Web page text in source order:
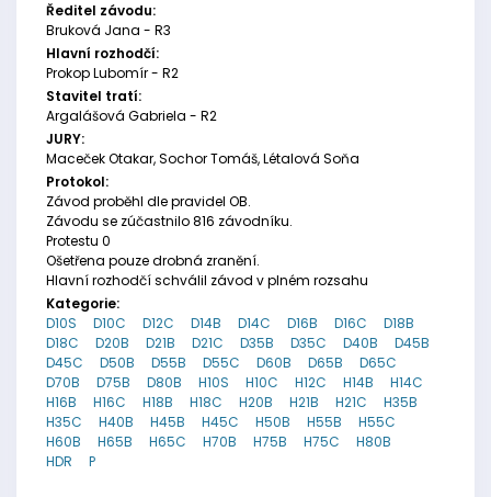
Ředitel závodu:
Bruková Jana - R3
Hlavní rozhodčí:
Prokop Lubomír - R2
Stavitel tratí:
Argalášová Gabriela - R2
JURY:
Maceček Otakar, Sochor Tomáš, Létalová Soňa
Protokol:
Závod proběhl dle pravidel OB.
Závodu se zúčastnilo 816 závodníku.
Protestu 0
Ošetřena pouze drobná zranění.
Hlavní rozhodčí schválil závod v plném rozsahu
Kategorie:
D10S
D10C D12C D14B D14C D16B D16C
D18B
D18C
D20B D21B D21C D35B D35C D40B
D45B
D45C
D50B D55B D55C D60B D65B
D65C
D70B
D75B D80B H10S H10C H12C H14B
H14C
H16B
H16C H18B H18C H20B H21B H21C
H35B
H35C
H40B H45B H45C H50B H55B
H55C
H60B
H65B H65C H70B H75B H75C
H80B
HDR
P